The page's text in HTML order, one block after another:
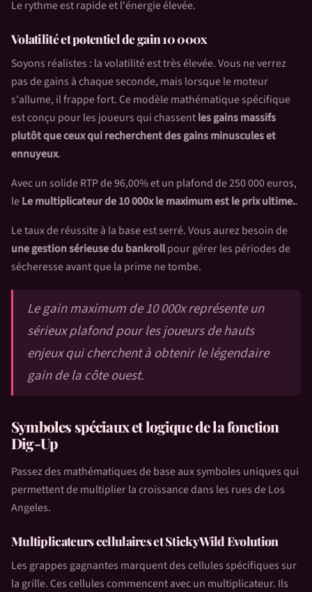
Le rythme est rapide et l'énergie élevée.
Volatilité et potentiel de gain 10 000x
Soyons réalistes : la volatilité est très élevée. Vous ne verrez
pas de gains à chaque seconde, mais lorsque le moteur
s'allume, il frappe fort. Ce modèle mathématique spécifique
est conçu pour les joueurs qui chassentles gains massifs
plutôt que ceux qui recherchent des gains minuscules et
ennuyeux.
Avec un solide RTP de 96,00% et un plafond de 250 000 euros,
leLe multiplicateur de 10 000x le maximum est le prix ultime..
Le taux de réussite à la base est serré. Vous aurez besoin de
une gestion sérieuse du bankrollpour gérer les périodes de
sécheresse avant que la prime ne tombe.
Le gain maximum de 10 000x représente un
sérieux plafond pour les joueurs de hauts
enjeux qui cherchent à obtenir le légendaire
gain de la côte ouest.
Symboles spéciaux et logique de la fonction
Dig-Up
Passez des mathématiques de base aux symboles uniques qui
permettent de multiplier la croissance dans les rues de Los
Angeles.
Multiplicateurs cellulaires et Sticky Wild Evolution
Les grappes gagnantes marquent des cellules spécifiques sur
la grille. Ces cellules commencent avec un multiplicateur. Ils